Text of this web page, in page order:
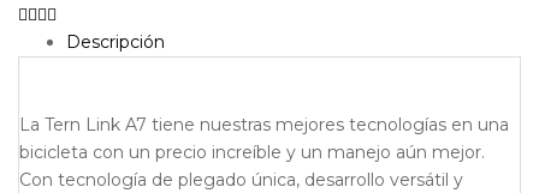
Descripción
La Tern Link A7 tiene nuestras mejores tecnologías en una
bicicleta con un precio increíble y un manejo aún mejor.
Con tecnología de plegado única, desarrollo versátil y